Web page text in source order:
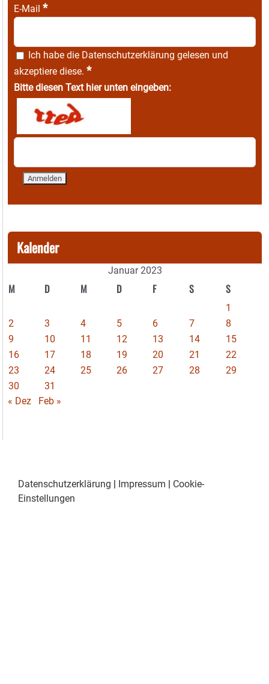
E-Mail *
Ich habe die Datenschutzerklärung gelesen und
akzeptiere diese. *
Bitte diesen Text hier unten eingeben:
Kalender
Januar 2023
M D M D F S S
1
2
3 4 5 6 7
8
9
10 11 12 13 14
15
16
17 18 19 20 21
22
23
24 25 26 27 28
29
30
31
« Dez
Feb »
Datenschutzerklärung | Impressum | Cookie-
Einstellungen